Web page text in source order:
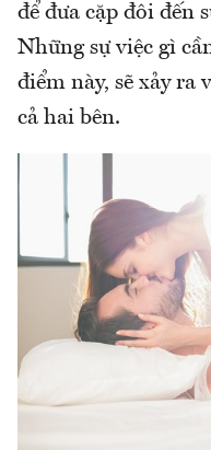
để đưa cặp đôi đến
Những sự việc gì
điểm này, sẽ xảy ra
cả hai bên.